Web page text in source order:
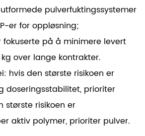
pulverfuktingssystemer
er for oppløsning;
fokuserte på å minimere levert
over lange kontrakter.
hvis den største risikoen er
doseringsstabilitet, prioriter
største risikoen er
aktiv polymer, prioriter pulver.